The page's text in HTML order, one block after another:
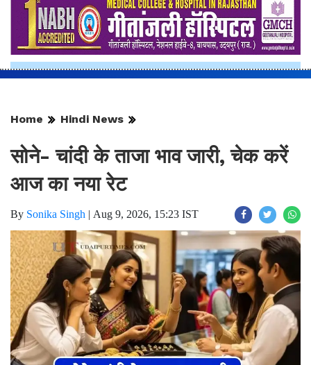
Home Hindi News
सोने- चांदी के ताजा भाव जारी, चेक करें
आज का नया रेट
By Sonika Singh | Aug 9, 2026, 15:23 IST